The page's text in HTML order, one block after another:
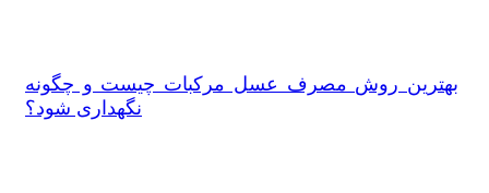
بهترین روش مصرف عسل مرکبات چیست و چگونه
نگهداری شود؟